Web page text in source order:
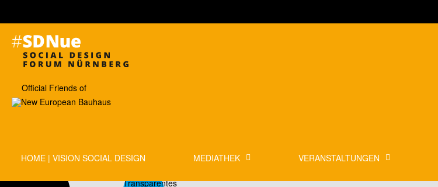
Official Friends of
HOME | VISION SOCIAL DESIGN MEDIATHEK VERANSTALTUNGEN